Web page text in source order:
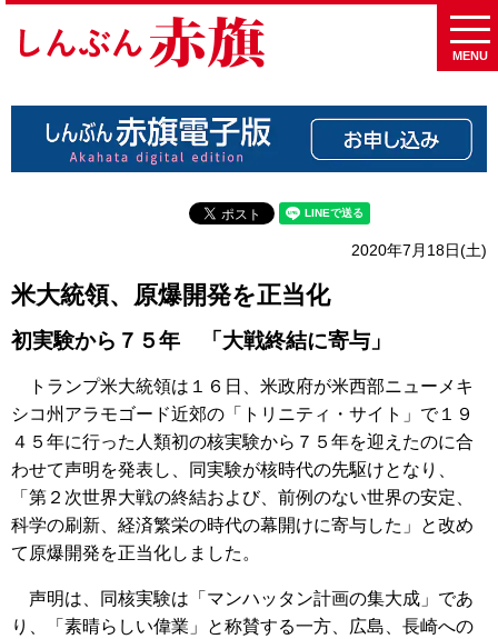
MENU
2020年7月18日(土)
米大統領、原爆開発を正当化
初実験から７５年 「大戦終結に寄与」
トランプ米大統領は１６日、米政府が米西部ニューメキ
シコ州アラモゴード近郊の「トリニティ・サイト」で１９
４５年に行った人類初の核実験から７５年を迎えたのに合
わせて声明を発表し、同実験が核時代の先駆けとなり、
「第２次世界大戦の終結および、前例のない世界の安定、
科学の刷新、経済繁栄の時代の幕開けに寄与した」と改め
て原爆開発を正当化しました。
声明は、同核実験は「マンハッタン計画の集大成」であ
り、「素晴らしい偉業」と称賛する一方、広島、長崎への